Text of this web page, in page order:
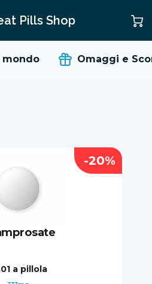
Pills Shop
Omaggi e
a pillola
-20%